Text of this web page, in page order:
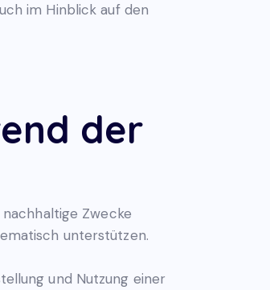
im Hinblick auf den
der
Zwecke
unterstützen.
und Nutzung einer